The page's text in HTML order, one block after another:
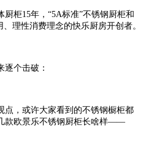
柜15年，“5A标准”不锈钢厨柜和
理性消费理念的快乐厨房开创者。
逐个击破：
，或许大家看到的不锈钢橱柜都
款欧景乐不锈钢厨柜长啥样——